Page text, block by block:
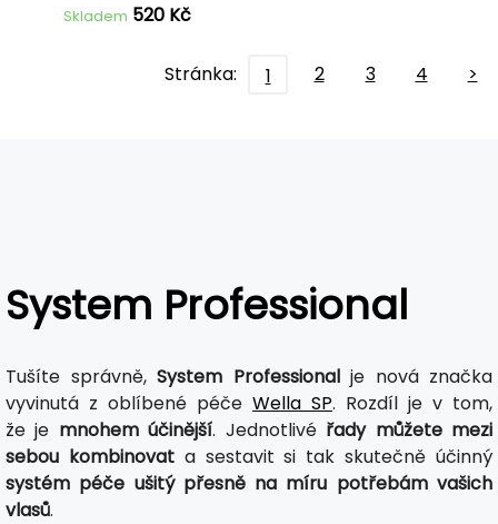
Skladem 520 Kč
Stránka: 1 2 3 4 >
System Professional
Tušíte správně, System Professionalje nová značka
vyvinutá z oblíbené péče Wella SP. Rozdíl je v tom,
že je mnohem účinější. Jednotlivé řady můžete mezi
sebou kombinovata sestavit si tak skutečně účinný
systém péče ušitý přesně na míru potřebám vašich
vlasů.